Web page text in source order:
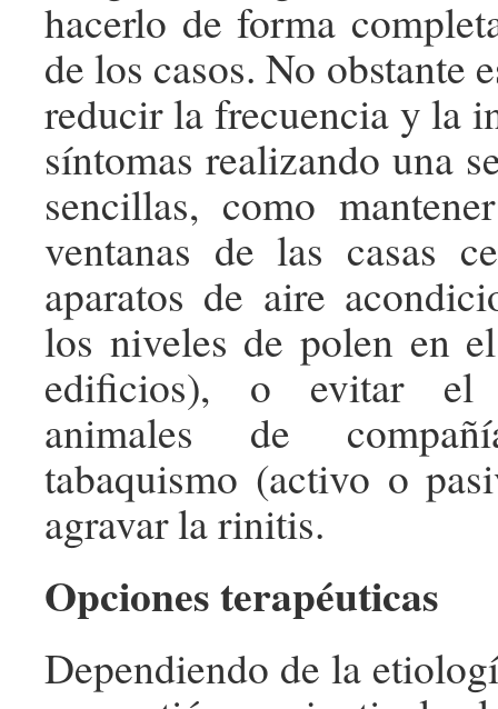
hacerlo de forma
de los casos. No obstante
reducir la frecuencia y la
síntomas realizando una
senci­llas, como
ventanas de las casas
aparatos de aire
los niveles de polen en
edificios), o evitar el
animales de
tabaquismo (activo o
agravar la rinitis.
Opciones terapéuticas
Dependiendo de la